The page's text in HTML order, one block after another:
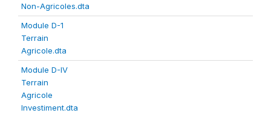
Non-Agricoles.dta
Module D-1
Terrain
Agricole.dta
Module D-IV
Terrain
Agricole
Investiment.dta